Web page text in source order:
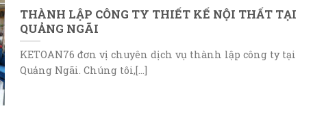
THÀNH LẬP CÔNG TY THIẾT KẾ NỘI THẤT TẠI
QUẢNG NGÃI
KETOAN76 đơn vị chuyên dịch vụ thành lập công ty tại
Quảng Ngãi. Chúng tôi,[...]